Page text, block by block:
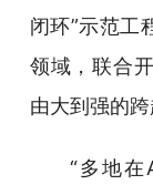
闭环”示范工
领域，联合
由大到强的跨
“多地